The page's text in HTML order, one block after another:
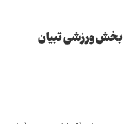
بخش ورزشی تبیان